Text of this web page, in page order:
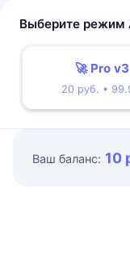
Выберите режим
🚀 Pro v3
20 руб. •
Ваш баланс: 10